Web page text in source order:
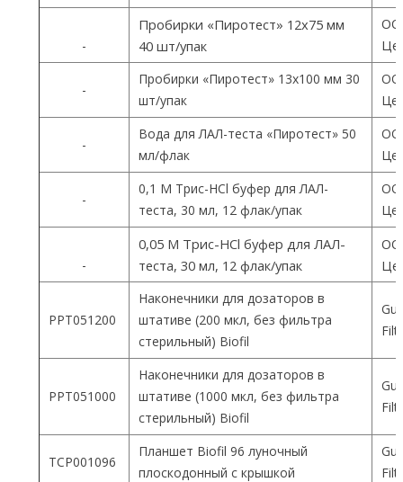
-
Пробирки «Пиротест» 12х75 мм
40 шт/упак
-
Пробирки «Пиротест» 13х100 мм 30
шт/упак
-
Вода для ЛАЛ-теста «Пиротест» 50
мл/флак
-
0,1 М Трис-HCl буфер для ЛАЛ-
теста, 30 мл, 12 флак/упак
-
0,05 М Трис-HCl буфер для ЛАЛ-
теста, 30 мл, 12 флак/упак
PPT051200
Наконечники для дозаторов в
штативе (200 мкл, без фильтра
стерильный) Biofil
PPT051000
Наконечники для дозаторов в
штативе (1000 мкл, без фильтра
стерильный) Biofil
TCP001096
Планшет Biofil 96 луночный
плоскодонный с крышкой